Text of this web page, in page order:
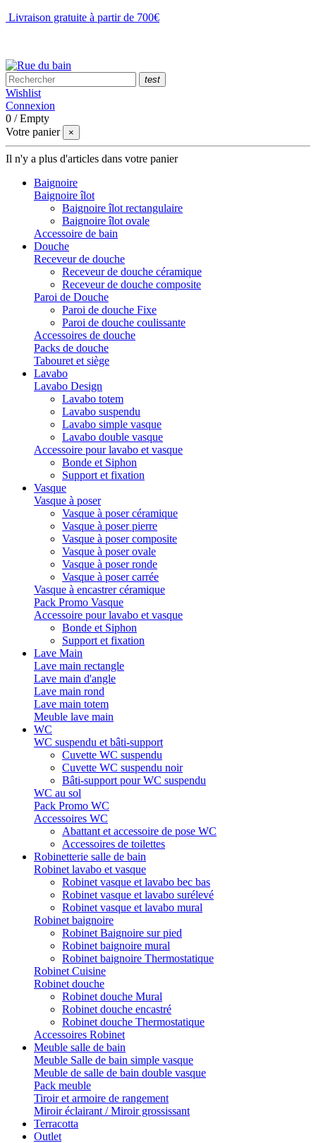
Livraison gratuite à partir de 700€
test
Wishlist
Connexion
0 /Empty
Votre panier
×
Il n'y a plus d'articles dans votre panier
Baignoire
Baignoire îlot
Baignoire îlot rectangulaire
Baignoire îlot ovale
Accessoire de bain
Douche
Receveur de douche
Receveur de douche céramique
Receveur de douche composite
Paroi de Douche
Paroi de douche Fixe
Paroi de douche coulissante
Accessoires de douche
Packs de douche
Tabouret et siège
Lavabo
Lavabo Design
Lavabo totem
Lavabo suspendu
Lavabo simple vasque
Lavabo double vasque
Accessoire pour lavabo et vasque
Bonde et Siphon
Support et fixation
Vasque
Vasque à poser
Vasque à poser céramique
Vasque à poser pierre
Vasque à poser composite
Vasque à poser ovale
Vasque à poser ronde
Vasque à poser carrée
Vasque à encastrer céramique
Pack Promo Vasque
Accessoire pour lavabo et vasque
Bonde et Siphon
Support et fixation
Lave Main
Lave main rectangle
Lave main d'angle
Lave main rond
Lave main totem
Meuble lave main
WC
WC suspendu et bâti-support
Cuvette WC suspendu
Cuvette WC suspendu noir
Bâti-support pour WC suspendu
WC au sol
Pack Promo WC
Accessoires WC
Abattant et accessoire de pose WC
Accessoires de toilettes
Robinetterie salle de bain
Robinet lavabo et vasque
Robinet vasque et lavabo bec bas
Robinet vasque et lavabo surélevé
Robinet vasque et lavabo mural
Robinet baignoire
Robinet Baignoire sur pied
Robinet baignoire mural
Robinet baignoire Thermostatique
Robinet Cuisine
Robinet douche
Robinet douche Mural
Robinet douche encastré
Robinet douche Thermostatique
Accessoires Robinet
Meuble salle de bain
Meuble Salle de bain simple vasque
Meuble de salle de bain double vasque
Pack meuble
Tiroir et armoire de rangement
Miroir éclairant / Miroir grossissant
Terracotta
Outlet